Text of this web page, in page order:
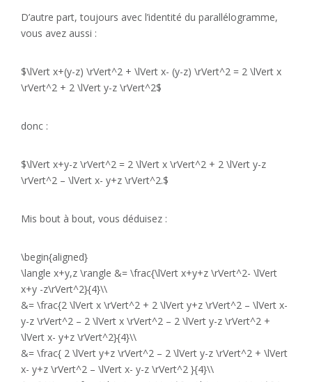
D’autre part, toujours avec l’identité du parallélogramme,
vous avez aussi :
$\lVert x+(y-z) \rVert^2 + \lVert x- (y-z) \rVert^2 = 2 \lVert x
\rVert^2 + 2 \lVert y-z \rVert^2$
donc :
$\lVert x+y-z \rVert^2 = 2 \lVert x \rVert^2 + 2 \lVert y-z
\rVert^2 – \lVert x- y+z \rVert^2.$
Mis bout à bout, vous déduisez :
\begin{aligned}
\langle x+y,z \rangle &= \frac{\lVert x+y+z \rVert^2- \lVert
x+y -z\rVert^2}{4}\\
&= \frac{2 \lVert x \rVert^2 + 2 \lVert y+z \rVert^2 – \lVert x-
y-z \rVert^2 – 2 \lVert x \rVert^2 – 2 \lVert y-z \rVert^2 +
\lVert x- y+z \rVert^2}{4}\\
&= \frac{ 2 \lVert y+z \rVert^2 – 2 \lVert y-z \rVert^2 + \lVert
x- y+z \rVert^2 – \lVert x- y-z \rVert^2 }{4}\\